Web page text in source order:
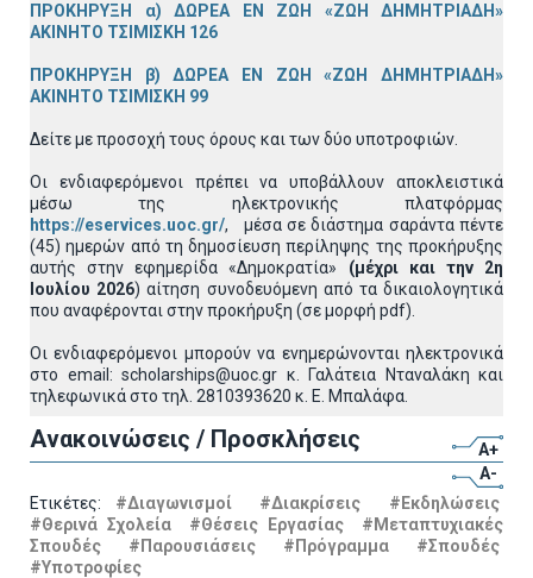
ΠΡΟΚΗΡΥΞΗ α) ΔΩΡΕΑ ΕΝ ΖΩΗ «ΖΩΗ ΔΗΜΗΤΡΙΑΔΗ»
ΑΚΙΝΗΤΟ ΤΣΙΜΙΣΚΗ 126
ΠΡΟΚΗΡΥΞΗ β) ΔΩΡΕΑ ΕΝ ΖΩΗ «ΖΩΗ ΔΗΜΗΤΡΙΑΔΗ»
ΑΚΙΝΗΤΟ ΤΣΙΜΙΣΚΗ 99
Δείτε με προσοχή τους όρους και των δύο υποτροφιών.
Οι ενδιαφερόμενοι πρέπει να υποβάλλουν αποκλειστικά
μέσω της ηλεκτρονικής πλατφόρμας
https://eservices.uoc.gr/, μέσα σε διάστημα σαράντα πέντε
(45) ημερών από τη δημοσίευση περίληψης της προκήρυξης
αυτής στην εφημερίδα «Δημοκρατία» (μέχρι και την 2η
Ιουλίου 2026) αίτηση συνοδευόμενη από τα δικαιολογητικά
που αναφέρονται στην προκήρυξη (σε μορφή pdf).
Οι ενδιαφερόμενοι μπορούν να ενημερώνονται ηλεκτρονικά
στο email: scholarships@uoc.gr κ. Γαλάτεια Νταναλάκη και
τηλεφωνικά στο τηλ. 2810393620 κ. Ε. Μπαλάφα.
Ανακοινώσεις / Προσκλήσεις
A+
A-
Ετικέτες: #Διαγωνισμοί #Διακρίσεις
#Εκδηλώσεις
#Θερινά Σχολεία
#Θέσεις Εργασίας
#Μεταπτυχιακές
Σπουδές
#Παρουσιάσεις #Πρόγραμμα
#Σπουδές
#Υποτροφίες